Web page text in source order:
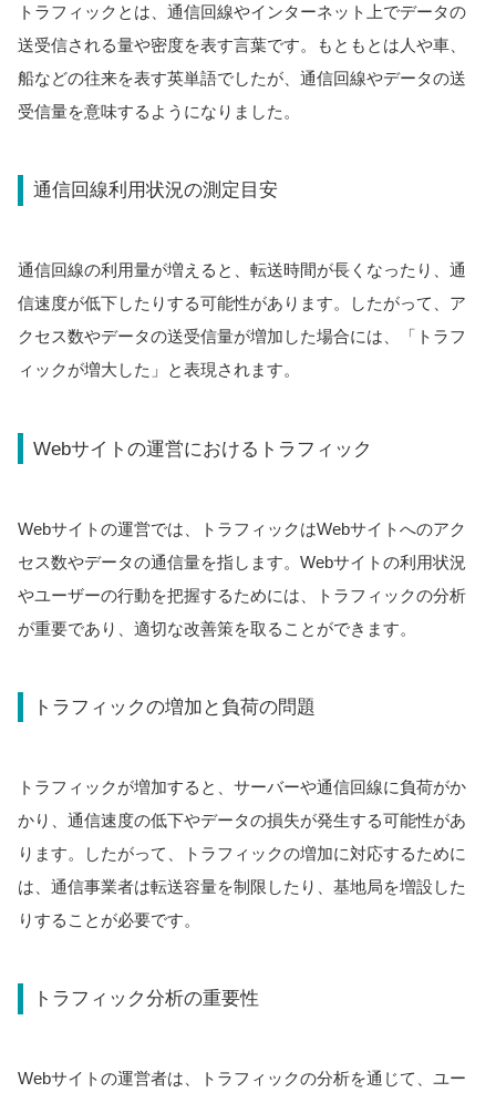
トラフィックとは、通信回線やインターネット上でデータの
送受信される量や密度を表す言葉です。もともとは人や車、
船などの往来を表す英単語でしたが、通信回線やデータの送
受信量を意味するようになりました。
通信回線利用状況の測定目安
通信回線の利用量が増えると、転送時間が長くなったり、通
信速度が低下したりする可能性があります。したがって、ア
クセス数やデータの送受信量が増加した場合には、「トラフ
ィックが増大した」と表現されます。
Webサイトの運営におけるトラフィック
Webサイトの運営では、トラフィックはWebサイトへのアク
セス数やデータの通信量を指します。Webサイトの利用状況
やユーザーの行動を把握するためには、トラフィックの分析
が重要であり、適切な改善策を取ることができます。
トラフィックの増加と負荷の問題
トラフィックが増加すると、サーバーや通信回線に負荷がか
かり、通信速度の低下やデータの損失が発生する可能性があ
ります。したがって、トラフィックの増加に対応するために
は、通信事業者は転送容量を制限したり、基地局を増設した
りすることが必要です。
トラフィック分析の重要性
Webサイトの運営者は、トラフィックの分析を通じて、ユー